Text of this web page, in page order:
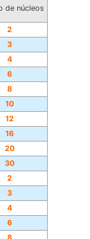
de núcleos
2
3
4
6
8
10
12
16
20
30
2
3
4
6